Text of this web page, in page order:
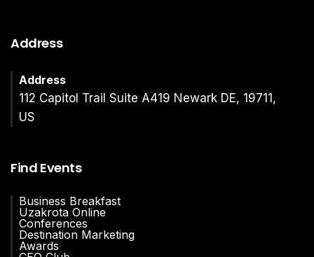
Address
Address
112 Capitol Trail Suite A419 Newark DE, 19711,
US
Find Events
Business Breakfast
Uzakrota Online
Conferences
Destination Marketing
Awards